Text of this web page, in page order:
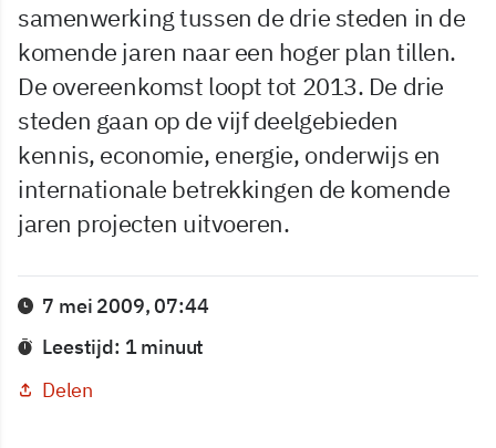
samenwerking tussen de drie steden in de
komende jaren naar een hoger plan tillen.
De overeenkomst loopt tot 2013. De drie
steden gaan op de vijf deelgebieden
kennis, economie, energie, onderwijs en
internationale betrekkingen de komende
jaren projecten uitvoeren.
7 mei 2009, 07:44
Leestijd: 1 minuut
Delen